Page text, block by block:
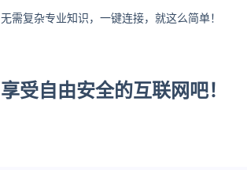
无需复杂专业知识，一键连接，就这么简单！
享受自由安全的互联网吧！